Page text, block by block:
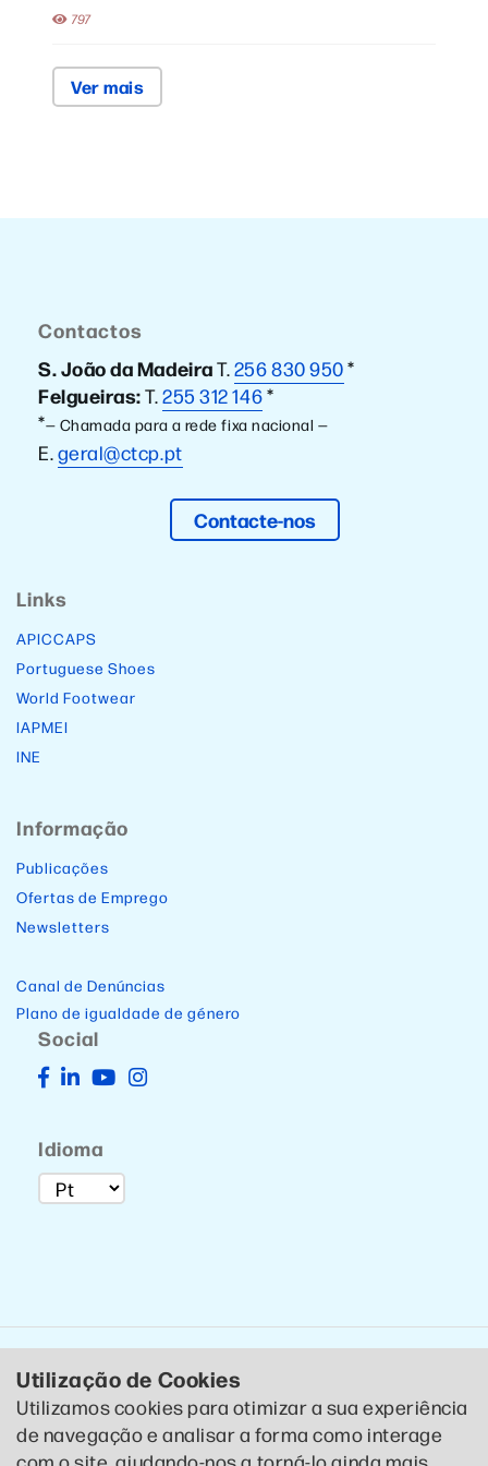
797
Ver mais
Contactos
S. João da MadeiraT.256 830 950*
Felgueiras:T.255 312 146*
*— Chamada para a rede fixa nacional —
E.geral@ctcp.pt
Contacte-nos
Links
APICCAPS
Portuguese Shoes
World Footwear
IAPMEI
INE
Informação
Publicações
Ofertas de Emprego
Newsletters
Canal de Denúncias
Plano de igualdade de género
Social
Idioma
© 2020 CTCP . Todos os direitos reservados . Política de
Utilização de Cookies
Utilizamos cookies para otimizar a sua experiência
de navegação e analisar a forma como interage